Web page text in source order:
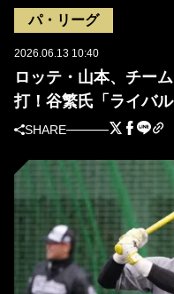
パ・リーグ
2026.06.13 10:40
ロッテ・山本、チー
打！谷繁氏「ライバル
SHARE